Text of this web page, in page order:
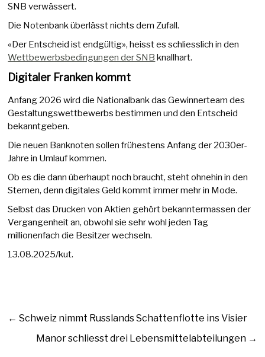
SNB verwässert.
Die Notenbank überlässt nichts dem Zufall.
«Der Entscheid ist endgültig», heisst es schliesslich in den
Wettbewerbsbedingungen der SNB knallhart.
Digitaler Franken kommt
Anfang 2026 wird die Nationalbank das Gewinnerteam des
Gestaltungswettbewerbs bestimmen und den Entscheid
bekanntgeben.
Die neuen Banknoten sollen frühestens Anfang der 2030er-
Jahre in Umlauf kommen.
Ob es die dann überhaupt noch braucht, steht ohnehin in den
Sternen, denn digitales Geld kommt immer mehr in Mode.
Selbst das Drucken von Aktien gehört bekanntermassen der
Vergangenheit an, obwohl sie sehr wohl jeden Tag
millionenfach die Besitzer wechseln.
13.08.2025/kut.
← Schweiz nimmt Russlands Schattenflotte ins Visier
Manor schliesst drei Lebensmittelabteilungen →